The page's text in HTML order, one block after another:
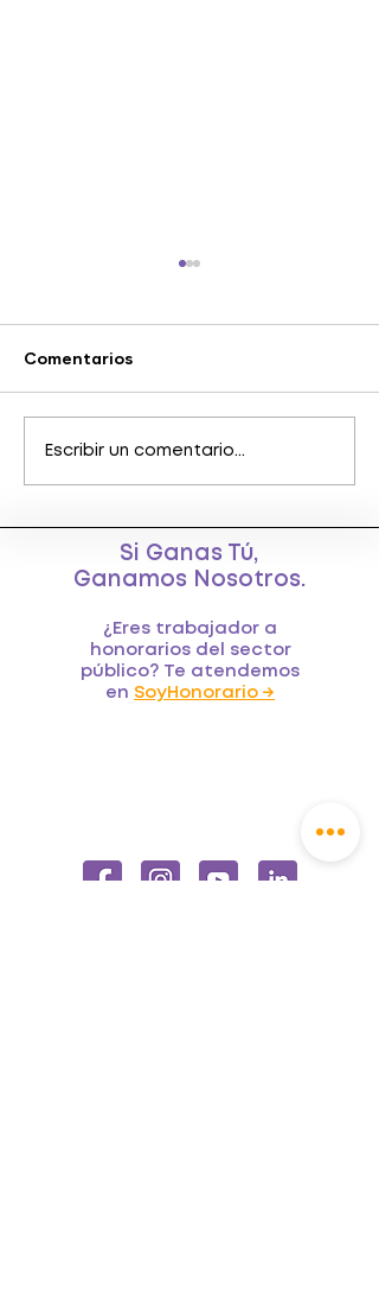
¿Cuáles son mis
derechos como
Comentarios
Escribir un comentario...
Si Ganas Tú,
Ganamos Nosotros.
¿Eres trabajador a
honorarios del sector
público? Te atendemos
en SoyHonorario →